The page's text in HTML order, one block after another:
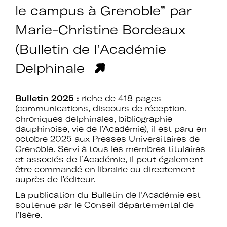
Bénéficier d’informations suivies et
d’expertises sur l’action culturelle dans
le cadre spécifique de l’enseignement
supérieur.
Profiter de temps de rencontre et
établissements et avec des
intervenants professionnels extérieurs.
Faire partie d’un réseau qui assure
l’interface et le relais avec d’autres
réseaux professionnels, le ministère de
l’Enseignement supérieur et de la
Recherche, le ministère de la Culture
Participer à des actions collectives qui
le campus à Grenoble” par
Marie-Christine Bordeaux
(Bulletin de l’Académie
Delphinale
Bulletin 2025 : riche de 418 pages
(communications, discours de réception,
chroniques delphinales, bibliographie
dauphinoise, vie de l’Académie), il est paru en
octobre 2025 aux Presses Universitaires de
Grenoble. Servi à tous les membres titulaires
et associés de l’Académie, il peut également
être commandé en librairie ou directement
auprès de l’éditeur.
La publication du Bulletin de l’Académie est
soutenue par le Conseil départemental de
l’Isère.